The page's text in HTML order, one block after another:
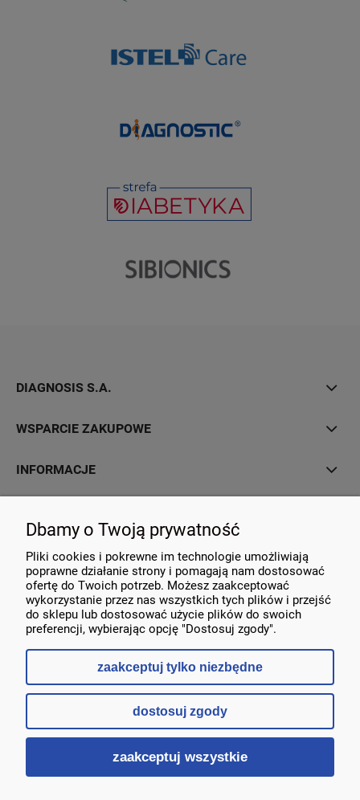
DIAGNOSIS S.A.
WSPARCIE ZAKUPOWE
INFORMACJE
KONTAKT
pokaż pełną wersję strony
Sklep internetowy Shoper.pl
Dbamy o Twoją prywatność
Pliki cookies i pokrewne im technologie umożliwiają
poprawne działanie strony i pomagają nam dostosować
ofertę do Twoich potrzeb. Możesz zaakceptować
wykorzystanie przez nas wszystkich tych plików i przejść
do sklepu lub dostosować użycie plików do swoich
preferencji, wybierając opcję "Dostosuj zgody".
zaakceptuj tylko niezbędne
dostosuj zgody
zaakceptuj wszystkie